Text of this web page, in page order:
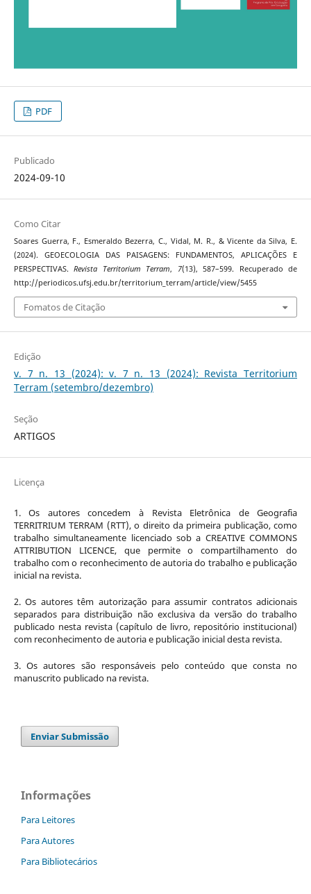
PDF
Publicado
2024-09-10
Como Citar
Soares Guerra, F., Esmeraldo Bezerra, C., Vidal, M. R., & Vicente da Silva, E.
(2024). GEOECOLOGIA DAS PAISAGENS: FUNDAMENTOS, APLICAÇÕES E
PERSPECTIVAS.Revista Territorium Terram, 7(13), 587–599. Recuperado de
http://periodicos.ufsj.edu.br/territorium_terram/article/view/5455
Fomatos de Citação
Edição
v. 7 n. 13 (2024): v. 7 n. 13 (2024): Revista Territorium
Terram (setembro/dezembro)
Seção
ARTIGOS
Licença
1. Os autores concedem à Revista Eletrônica de Geografia
TERRITRIUM TERRAM (RTT), o direito da primeira publicação, como
trabalho simultaneamente licenciado sob a CREATIVE COMMONS
ATTRIBUTION LICENCE, que permite o compartilhamento do
trabalho com o reconhecimento de autoria do trabalho e publicação
inicial na revista.
2. Os autores têm autorização para assumir contratos adicionais
separados para distribuição não exclusiva da versão do trabalho
publicado nesta revista (capítulo de livro, repositório institucional)
com reconhecimento de autoria e publicação inicial desta revista.
3. Os autores são responsáveis pelo conteúdo que consta no
manuscrito publicado na revista.
Enviar Submissão
Informações
Para Leitores
Para Autores
Para Bibliotecários